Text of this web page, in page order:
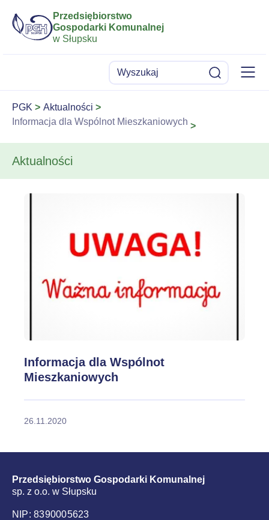
Przedsiębiorstwo
Gospodarki Komunalnej
w Słupsku
Wyszukaj Szukaj Menu
PGK
Aktualności
Informacja dla Wspólnot Mieszkaniowych
Aktualności
Informacja dla Wspólnot
Mieszkaniowych
26.11.2020
Przedsiębiorstwo Gospodarki Komunalnej
sp. z o.o. w Słupsku
NIP: 8390005623